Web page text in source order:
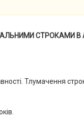
СТРОКАМИ В
Тлумачення